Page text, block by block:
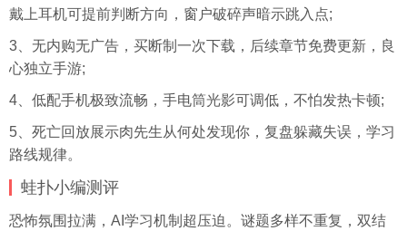
戴上耳机可提前判断方向，窗户破碎声暗示跳入点;
3、无内购无广告，买断制一次下载，后续章节免费更新，良
心独立手游;
4、低配手机极致流畅，手电筒光影可调低，不怕发热卡顿;
5、死亡回放展示肉先生从何处发现你，复盘躲藏失误，学习
路线规律。
蛙扑小编测评
恐怖氛围拉满，AI学习机制超压迫。谜题多样不重复，双结